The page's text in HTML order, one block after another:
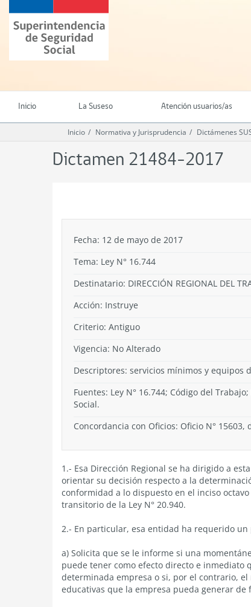
contenido
principal
Superintendencia
de
Seguridad
(SUSESO)
Chile
Inicio La Suseso Atención usuarios/as
Inicio Normativa y Jurisprudencia Dictámenes
Dictamen 21484-2017
Fecha: 12 de mayo de 2017
Tema: Ley N° 16.744
Destinatario: DIRECCIÓN REGIONAL DEL
Acción: Instruye
Criterio: Antiguo
Vigencia: No Alterado
Descriptores: servicios mínimos y equipos
Fuentes: Ley N° 16.744; Código del
Social.
Concordancia con Oficios: Oficio N°
1.- Esa Dirección Regional se ha dirigido a
orientar su decisión respecto a la
conformidad a lo dispuesto en el inciso
transitorio de la Ley N° 20.940.
2.- En particular, esa entidad ha requerido
a) Solicita que se le informe si una
puede tener como efecto directo e
determinada empresa o si, por el contrario,
educativas que la empresa pueda generar de